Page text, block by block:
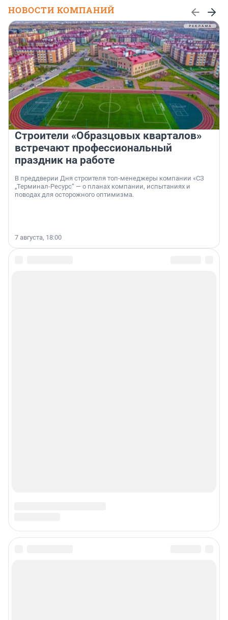
НОВОСТИ КОМПАНИЙ
Строители «Образцовых кварталов»
встречают профессиональный
праздник на работе
В преддверии Дня строителя топ-менеджеры компании «СЗ
„Терминал-Ресурс“ — о планах компании, испытаниях и
поводах для осторожного оптимизма.
7 августа, 18:00